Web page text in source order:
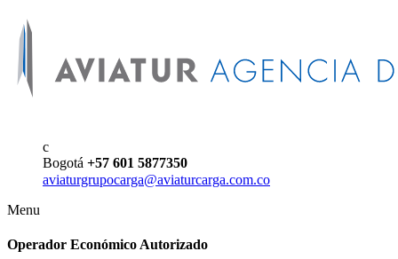
c
Bogotá +57 601 5877350
aviaturgrupocarga@aviaturcarga.com.co
Menu
Operador Económico Autorizado